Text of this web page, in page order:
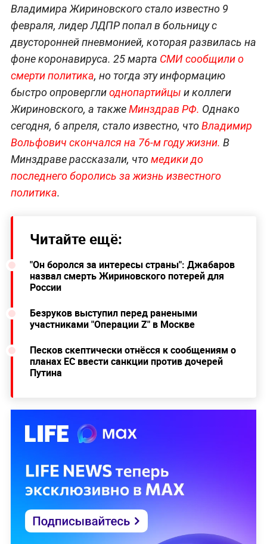
Владимира Жириновского стало известно 9
февраля, лидер ЛДПР попал в больницу с
двусторонней пневмонией, которая развилась на
фоне коронавируса. 25 марта СМИ сообщили о
смерти политика, но тогда эту информацию
быстро опроверглиоднопартийцы и коллеги
Жириновского, а такжеМинздрав РФ. Однако
сегодня, 6 апреля, стало известно, чтоВладимир
Вольфович скончался на 76-м году жизни. В
Минздраве рассказали, чтомедики до
последнего боролись за жизнь известного
политика.
Читайте ещё:
"Он боролся за интересы страны": Джабаров
назвал смерть Жириновского потерей для
России
Безруков выступил перед ранеными
участниками "Операции Z" в Москве
Песков скептически отнёсся к сообщениям о
планах ЕС ввести санкции против дочерей
Путина